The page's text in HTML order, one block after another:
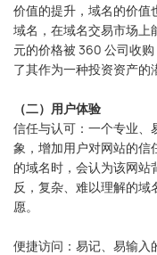
价值的提升，域名的价值
域名，在域名交易市场上
元的价格被 360 公司收
了其作为一种投资资产的
（二）用户体验
信任与认可：一个专业、
象，增加用户对网站的信
的域名时，会认为该网站
反，复杂、难以理解的
愿。
便捷访问：易记、易输入